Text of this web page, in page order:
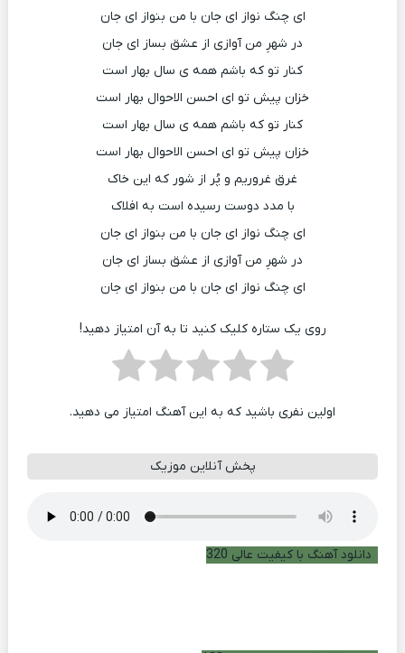
ای چنگ نواز ای جان با من بنواز ای جان
در شهرِ من آوازی از عشق بساز ای جان
کنار تو که باشم همه ی سال بهار است
خزان پیش تو ای احسن الاحوال بهار است
کنار تو که باشم همه ی سال بهار است
خزان پیش تو ای احسن الاحوال بهار است
غرق غروریم و پُر از شور که این خاک
با مدد دوست رسیده است به افلاک
ای چنگ نواز ای جان با من بنواز ای جان
در شهرِ من آوازی از عشق بساز ای جان
ای چنگ نواز ای جان با من بنواز ای جان
روی یک ستاره کلیک کنید تا به آن امتیاز دهید!
اولین نفری باشید که به این آهنگ امتیاز می دهید.
پخش آنلاین موزیک
دانلود آهنگ با کیفیت عالی 320